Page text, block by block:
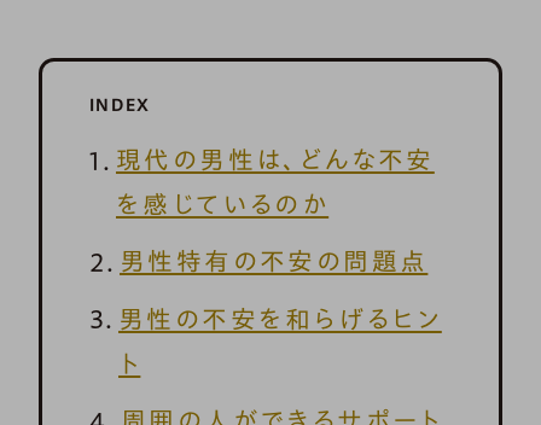
INDEX
現代の男性は、どんな不安
を感じているのか
男性特有の不安の問題点
男性の不安を和らげるヒン
ト
周囲の人ができるサポート